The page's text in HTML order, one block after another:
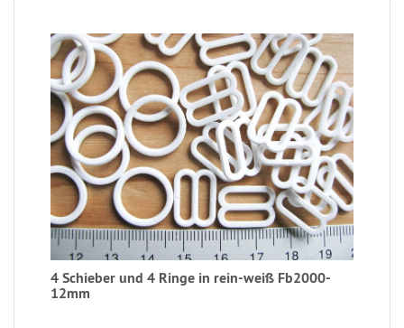
4 Schieber und 4 Ringe in rein-weiß Fb2000-
12mm